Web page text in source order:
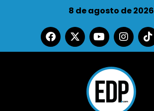
8 de agosto de 2026